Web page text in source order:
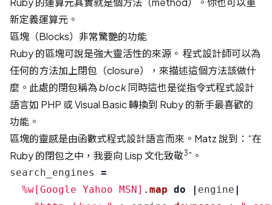
新定義運算元。
區塊（Blocks）非常驚艷的功能
Ruby 的區塊可說是強大靈活性的來源。 程式設計師可以為
任何的方法加上閉包（closure），來描述這個方法該做什
麼。此處的閉包稱為block同時這也是從指令式程式設計
語言如 PHP 或 Visual Basic 轉換到 Ruby 的新手最喜歡的
功能。
區塊的靈感是由函數式程式設計語言而來。Matz 說到：“在
Ruby 的閉包之中，我要向 Lisp 文化致敬3”。
search_engines
=
%w[Google Yahoo MSN] . map do | engine |